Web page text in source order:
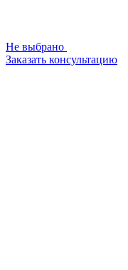
Не выбрано
Заказать консультацию